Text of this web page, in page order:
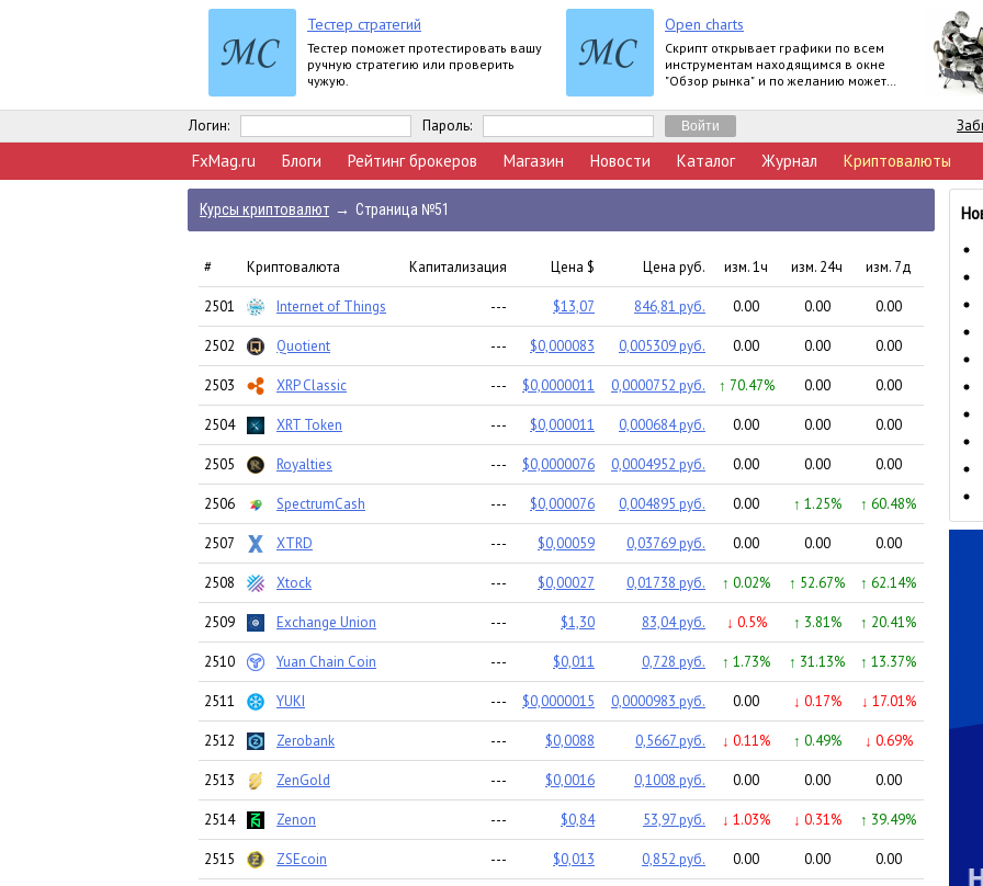
Тестер стратегий
Тестер поможет протестировать вашу
ручную стратегию или проверить
чужую.
Open charts
Скрипт открывает графики по всем
инструментам находящимся в окне
"Обзор рынка" и по желанию может
шаблон.
Логин: Пароль:
FxMag.ru Блоги Рейтинг брокеров Магазин Новости Каталог Журнал Криптовалюты
Курсы криптовалют → Страница №51
# Криптовалюта Капитализация Цена $ Цена руб. изм. 1ч изм. 24ч изм. 7д
2501 Internet of Things --- $13,07 846,81 руб. 0.00 0.00 0.00
2502 Quotient --- $0,000083 0,005309 руб. 0.00 0.00 0.00
2503 XRP Classic --- $0,0000011 0,0000752 руб. ↑ 70.47% 0.00 0.00
2504 XRT Token --- $0,000011 0,000684 руб. 0.00 0.00 0.00
2505 Royalties --- $0,0000076 0,0004952 руб. 0.00 0.00 0.00
2506 SpectrumCash --- $0,000076 0,004895 руб. 0.00 ↑ 1.25% ↑ 60.48%
2507 XTRD --- $0,00059 0,03769 руб. 0.00 0.00 0.00
2508 Xtock --- $0,00027 0,01738 руб. ↑ 0.02% ↑ 52.67% ↑ 62.14%
2509 Exchange Union --- $1,30 83,04 руб. ↓ 0.5% ↑ 3.81% ↑ 20.41%
2510 Yuan Chain Coin --- $0,011 0,728 руб. ↑ 1.73% ↑ 31.13% ↑ 13.37%
2511 YUKI --- $0,0000015 0,0000983 руб. 0.00 ↓ 0.17% ↓ 17.01%
2512 Zerobank --- $0,0088 0,5667 руб. ↓ 0.11% ↑ 0.49% ↓ 0.69%
2513 ZenGold --- $0,0016 0,1008 руб. 0.00 0.00 0.00
2514 Zenon --- $0,84 53,97 руб. ↓ 1.03% ↓ 0.31% ↑ 39.49%
2515 ZSEcoin --- $0,013 0,852 руб. 0.00 0.00 0.00